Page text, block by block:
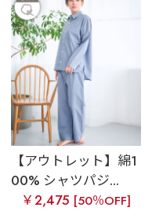
【アウトレット】綿1
00% シャツパジ...
￥2,475 [50％OFF]